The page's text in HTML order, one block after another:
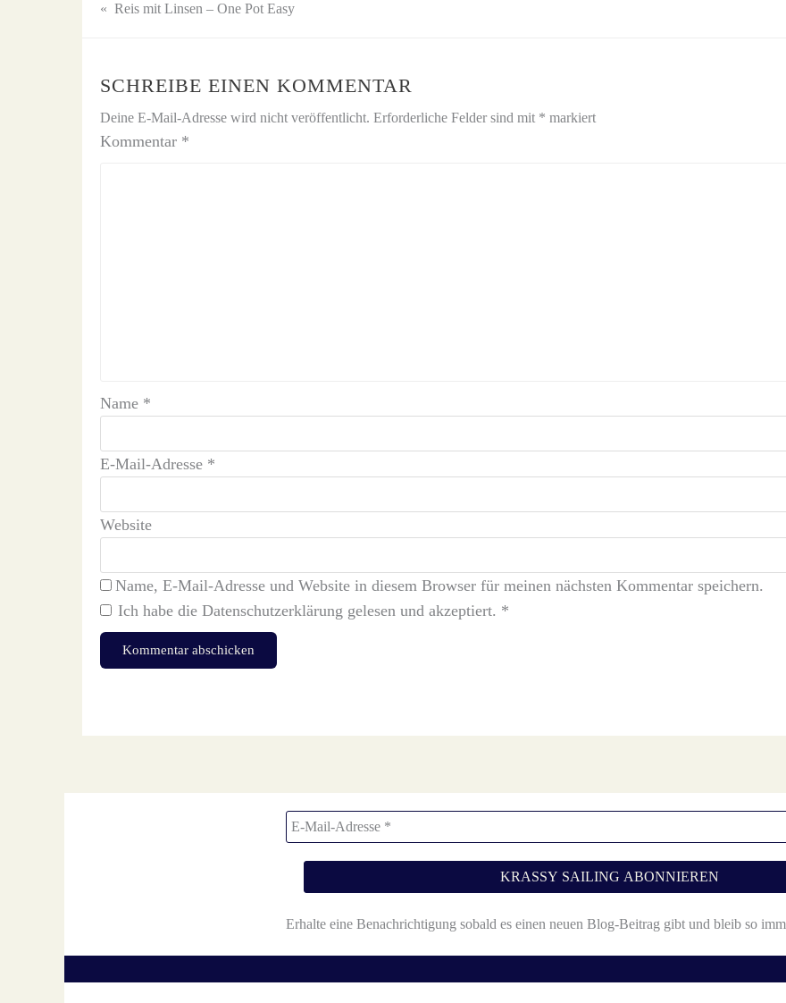
« Reis mit Linsen – One Pot Easy
SCHREIBE EINEN KOMMENTAR
Deine E-Mail-Adresse wird nicht veröffentlicht. Erforderliche Felder sind mit * markiert
Kommentar *
Name *
E-Mail-Adresse *
Website
Name, E-Mail-Adresse und Website in diesem Browser für meinen nächsten Kommentar speichern.
Ich habe die Datenschutzerklärung gelesen und akzeptiert. *
Erhalte eine Benachrichtigung sobald es einen neuen Blog-Beitrag gibt und bleib so